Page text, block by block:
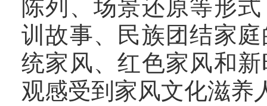
陈列、场景还原等形
训故事、民族团结家
统家风、红色家风和
观感受到家风文化滋养